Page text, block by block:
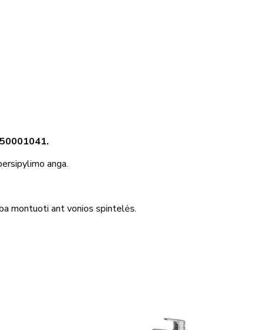
anga.
montuoti ant vonios spintelės.